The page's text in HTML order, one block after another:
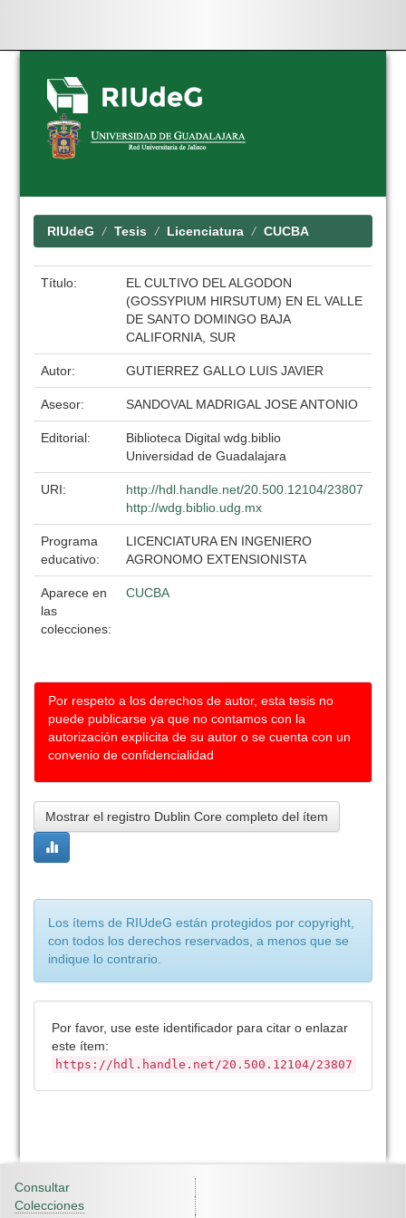
Skip
navigation
RIUdeG Tesis Licenciatura CUCBA
Título:
EL CULTIVO DEL ALGODON
(GOSSYPIUM HIRSUTUM) EN EL VALLE
DE SANTO DOMINGO BAJA
CALIFORNIA, SUR
Autor: GUTIERREZ GALLO LUIS JAVIER
Asesor: SANDOVAL MADRIGAL JOSE ANTONIO
Editorial:
Biblioteca Digital wdg.biblio
Universidad de Guadalajara
URI:
http://hdl.handle.net/20.500.12104/23807
http://wdg.biblio.udg.mx
Programa
educativo:
LICENCIATURA EN INGENIERO
AGRONOMO EXTENSIONISTA
Aparece en
las
colecciones:
CUCBA
Por respeto a los derechos de autor, esta tesis no
puede publicarse ya que no contamos con la
autorización explícita de su autor o se cuenta con un
convenio de confidencialidad
Mostrar el registro Dublin Core completo del ítem
Los ítems de RIUdeG están protegidos por copyright,
con todos los derechos reservados, a menos que se
indique lo contrario.
Por favor, use este identificador para citar o enlazar
este ítem:
https://hdl.handle.net/20.500.12104/23807
Consultar
Colecciones